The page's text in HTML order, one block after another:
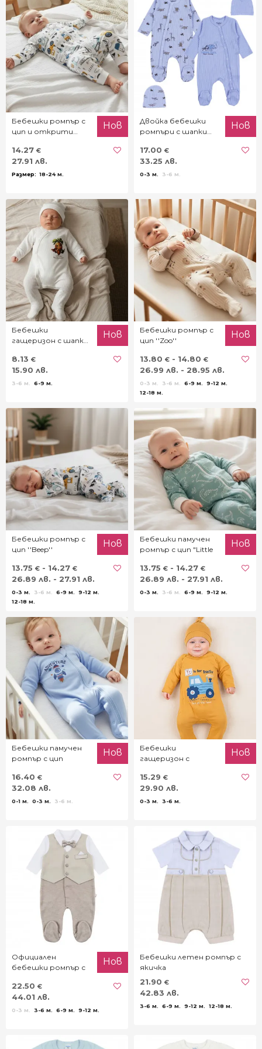
Бебешки ромпър с
цип и открити
Нов
14.27 €
27.91 лв.
18-24 м.
Двойка бебешки
ромпъри с шапки
Нов
17.00 €
33.25 лв.
0-3 м. 3-6 м.
Бебешки
гащеризон с шапка
Нов
8.13 €
15.90 лв.
3-6 м. 6-9 м.
Бебешки ромпър с
цип ''Zoo''
Нов
13.80 € - 14.80 €
26.99 лв. - 28.95 лв.
0-3 м. 3-6 м. 6-9 м.
9-12 м.
12-18 м.
Бебешки ромпър с
цип ''Beep''
Нов
13.75 € - 14.27 €
26.89 лв. - 27.91 лв.
0-3 м. 3-6 м. 6-9 м.
9-12 м.
12-18 м.
Бебешки памучен
ромпър с цип "Little
Нов
13.75 € - 14.27 €
26.89 лв. - 27.91 лв.
0-3 м. 3-6 м. 6-9 м. 9-12 м.
Бебешки памучен
ромпър с цип
Нов
16.40 €
32.08 лв.
0-1 м. 0-3 м. 3-6 м.
Бебешки
гащеризон с
"Fun Farm"
Нов
15.29 €
29.90 лв.
0-3 м. 3-6 м.
Официален
бебешки ромпър с
Нов
22.50 €
44.01 лв.
0-3 м. 3-6 м. 6-9 м. 9-12 м.
Бебешки летен ромпър с
якичка
21.90 €
42.83 лв.
3-6 м. 6-9 м. 9-12 м. 12-18 м.